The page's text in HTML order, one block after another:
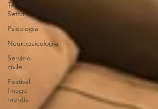
Terzo
Settore
Psicologia
Neuropsicologia
Servizio
civile
Festival
Imago
mentis